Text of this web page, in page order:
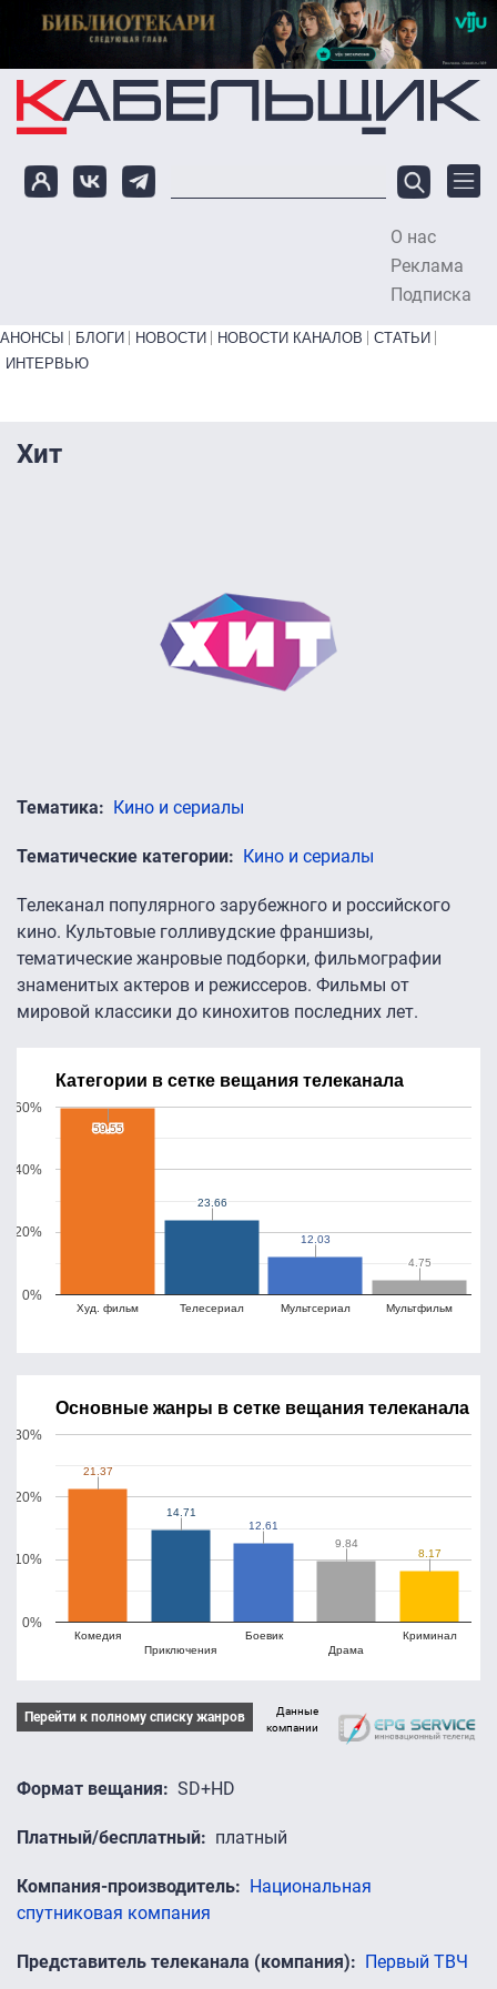
Перейти к основному содержанию
О нас
Реклама
Подписка
Primary links bottom
АНОНСЫ БЛОГИ НОВОСТИ НОВОСТИ КАНАЛОВ
СТАТЬИ
ИНТЕРВЬЮ
Хит
Тематика Кино и сериалы
Тематические категории Кино и сериалы
Телеканал популярного зарубежного и российского
кино. Культовые голливудские франшизы,
тематические жанровые подборки, фильмографии
знаменитых актеров и режиссеров. Фильмы от
мировой классики до кинохитов последних лет.
Категории в сетке вещания телеканала
Худ. фильм Телесериал Мультсериал Мультфильм
0%
20%
40%
60%
59.55
59.55
23.66
23.66
12.03
12.03
4.75
4.75
Основные жанры в сетке вещания телеканала
Комедия
Приключения
Боевик
Драма
Криминал
0%
10%
20%
30%
21.37
21.37
14.71
14.71
12.61
12.61
9.84
9.84
8.17
8.17
Перейти к полному списку жанров
Данные
компании
Формат вещания SD+HD
Платный/бесплатный платный
Компания-производитель
Национальная
спутниковая компания
Представитель телеканала (компания) Первый ТВЧ